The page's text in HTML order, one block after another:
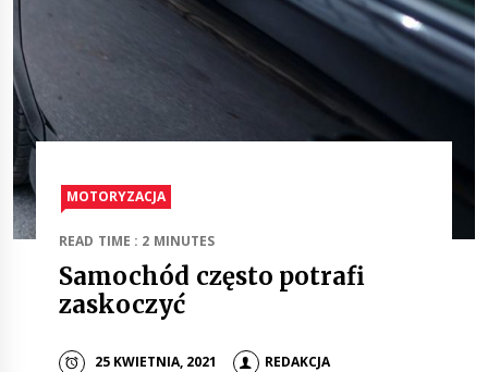
MOTORYZACJA
READ TIME : 2 MINUTES
Samochód często potrafi
zaskoczyć
25 KWIETNIA, 2021 REDAKCJA